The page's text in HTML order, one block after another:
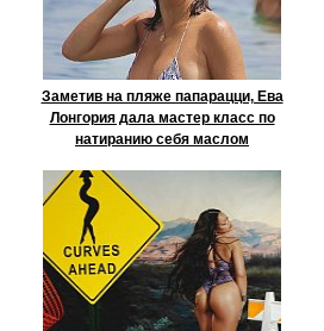
Заметив на пляже папарацци, Ева
Лонгория дала мастер класс по
натиранию себя маслом